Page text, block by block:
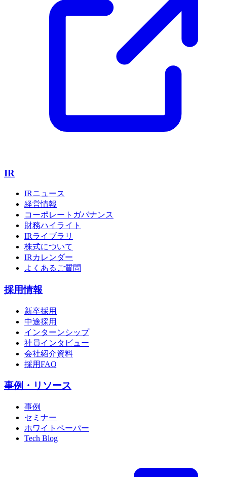
IR
IRニュース
経営情報
コーポレートガバナンス
財務ハイライト
IRライブラリ
株式について
IRカレンダー
よくあるご質問
採用情報
新卒採用
中途採用
インターンシップ
社員インタビュー
会社紹介資料
採用FAQ
事例・リソース
事例
セミナー
ホワイトペーパー
Tech Blog